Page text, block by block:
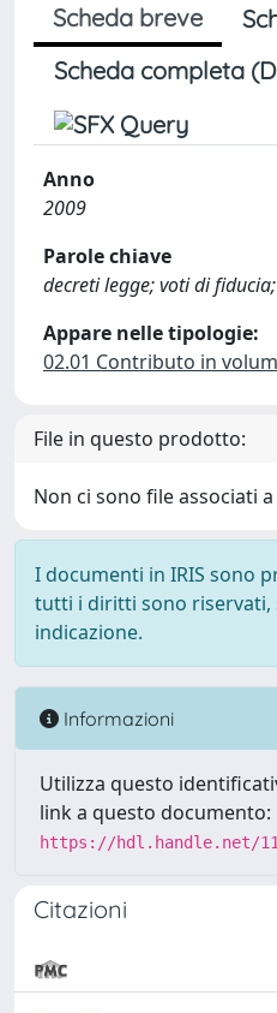
Scheda breve
Scheda completa
Anno
2009
Parole chiave
decreti legge; voti di
Appare nelle tipologie:
02.01 Contributo in
File in questo prodotto:
Non ci sono file associati
I documenti in IRIS sono
tutti i diritti sono riservati,
indicazione.
Informazioni
Utilizza questo
link a questo documento:
https://hdl.handle.net/
Citazioni